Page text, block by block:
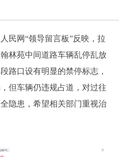
民网“领导留言板”反映，拉
林苑中间道路车辆乱停乱放
路口设有明显的禁停标志，
但车辆仍违规占道，对过往
隐患，希望相关部门重视治